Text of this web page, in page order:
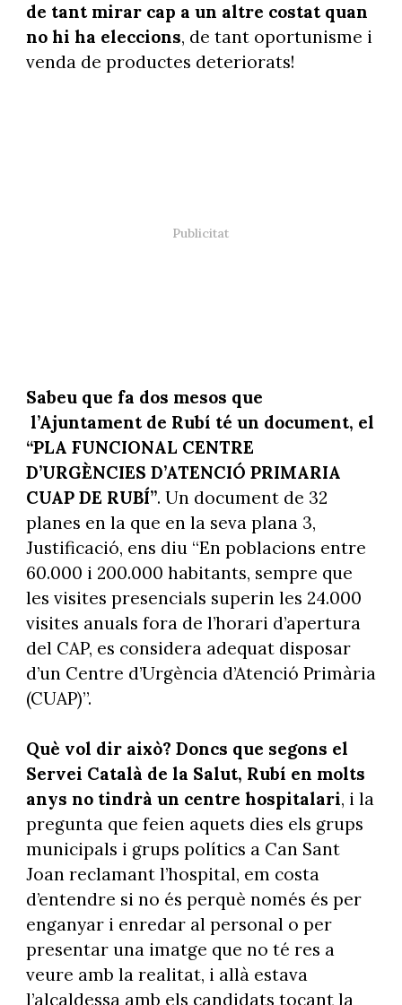
de tant mirar cap a un altre costat quan
no hi ha eleccions, de tant oportunisme i
venda de productes deteriorats!
Sabeu que fa dos mesos que
l’Ajuntament de Rubí té un document, el
“PLA FUNCIONAL CENTRE
D’URGÈNCIES D’ATENCIÓ PRIMARIA
CUAP DE RUBÍ”. Un document de 32
planes en la que en la seva plana 3,
Justificació, ens diu “En poblacions entre
60.000 i 200.000 habitants, sempre que
les visites presencials superin les 24.000
visites anuals fora de l’horari d’apertura
del CAP, es considera adequat disposar
d’un Centre d’Urgència d’Atenció Primària
(CUAP)”.
Què vol dir això? Doncs que segons el
Servei Català de la Salut, Rubí en molts
anys no tindrà un centre hospitalari, i la
pregunta que feien aquets dies els grups
municipals i grups polítics a Can Sant
Joan reclamant l’hospital, em costa
d’entendre si no és perquè només és per
enganyar i enredar al personal o per
presentar una imatge que no té res a
veure amb la realitat, i allà estava
l’alcaldessa amb els candidats tocant la